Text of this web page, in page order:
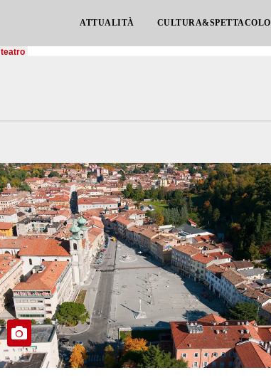
ATTUALITÀ CULTURA&SPETTACOLO
teatro